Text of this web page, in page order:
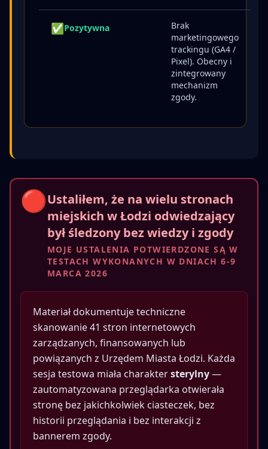
✅Pozytywna
Brak
marketingowego
trackingu (GA4 /
Pixel). Obecny i
zintegrowany
mechanizm
zgody.
🔴Ustaliłem, że na wielu stronach
miejskich w Łodzi odwiedzający
był śledzony bez wiedzy i zgody
MOJE USTALENIA POTWIERDZONE SĄ W
TESTACH WYKONANYCH W DNIACH 6-9
MARCA 2026
Materiał dokumentuje techniczne
skanowanie 41 stron internetowych
zarządzanych, finansowanych lub
powiązanych z Urzędem Miasta Łodzi. Każda
sesja testowa miała charaktersterylny—
zautomatyzowana przeglądarka otwierała
stronę bez jakichkolwiek ciasteczek, bez
historii przeglądania i bez interakcji z
bannerem zgody.